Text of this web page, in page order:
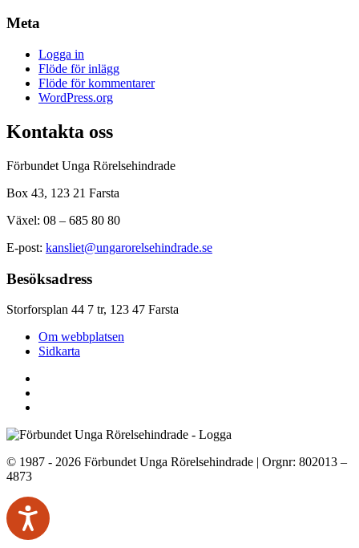
Meta
Logga in
Flöde för inlägg
Flöde för kommentarer
WordPress.org
Kontakta oss
Förbundet Unga Rörelsehindrade
Box 43, 123 21 Farsta
Växel: 08 – 685 80 80
E-post: kansliet@ungarorelsehindrade.se
Besöksadress
Storforsplan 44 7 tr, 123 47 Farsta
Om webbplatsen
Sidkarta
© 1987 - 2026 Förbundet Unga Rörelsehindrade | Orgnr: 802013 –
4873